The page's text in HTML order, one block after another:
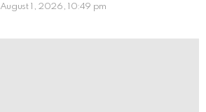
August 1, 2026, 10:49 pm